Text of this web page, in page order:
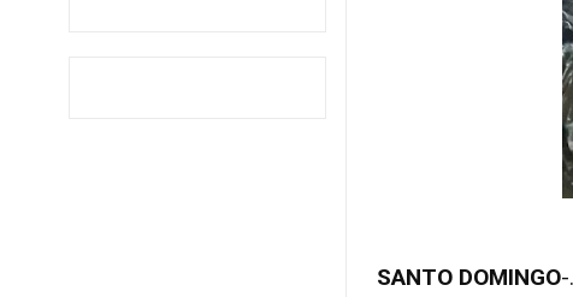
SANTO DOMINGO